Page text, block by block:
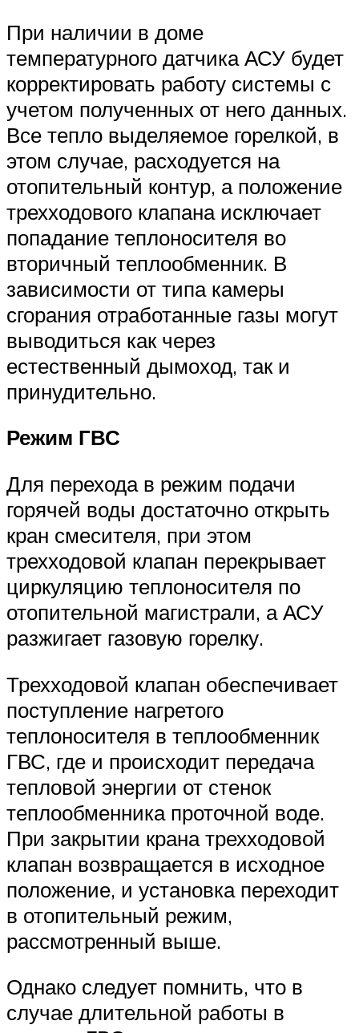
При наличии в доме
температурного датчика АСУ будет
корректировать работу системы с
учетом полученных от него данных.
Все тепло выделяемое горелкой, в
этом случае, расходуется на
отопительный контур, а положение
трехходового клапана исключает
попадание теплоносителя во
вторичный теплообменник. В
зависимости от типа камеры
сгорания отработанные газы могут
выводиться как через
естественный дымоход, так и
принудительно.
Режим ГВС
Для перехода в режим подачи
горячей воды достаточно открыть
кран смесителя, при этом
трехходовой клапан перекрывает
циркуляцию теплоносителя по
отопительной магистрали, а АСУ
разжигает газовую горелку.
Трехходовой клапан обеспечивает
поступление нагретого
теплоносителя в теплообменник
ГВС, где и происходит передача
тепловой энергии от стенок
теплообменника проточной воде.
При закрытии крана трехходовой
клапан возвращается в исходное
положение, и установка переходит
в отопительный режим,
рассмотренный выше.
Однако следует помнить, что в
случае длительной работы в